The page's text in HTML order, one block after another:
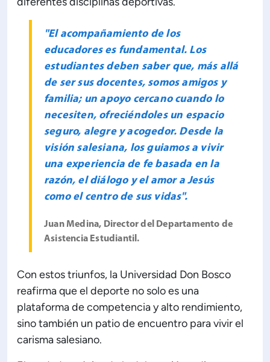
"El acompañamiento de los
educadores es fundamental. Los
estudiantes deben saber que, más allá
de ser sus docentes, somos amigos y
familia; un apoyo cercano cuando lo
necesiten, ofreciéndoles un espacio
seguro, alegre y acogedor. Desde la
visión salesiana, los guiamos a vivir
una experiencia de fe basada en la
razón, el diálogo y el amor a Jesús
como el centro de sus vidas".
Juan Medina, Director del Departamento de
Asistencia Estudiantil.
Con estos triunfos, la Universidad Don Bosco
reafirma que el deporte no solo es una
plataforma de competencia y alto rendimiento,
sino también un patio de encuentro para vivir el
carisma salesiano.